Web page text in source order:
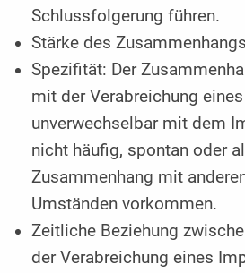
Schlussfolgerung führen.
Stärke des Zusammenhangs
Spezifität: Der
mit der Verabreichung
unverwechselbar mit dem
nicht häufig, spontan oder
Zusammenhang mit
Umständen vorkommen.
Zeitliche Beziehung
der Verabreichung eines